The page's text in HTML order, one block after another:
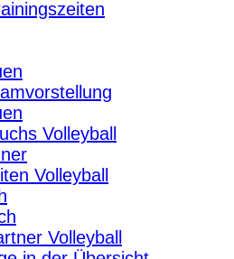
Volleyball
Volleyball
Volleyball